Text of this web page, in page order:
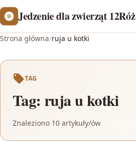
Jedzenie dla zwierząt 12Róż
Strona główna/ruja u kotki
TAG
Tag: ruja u kotki
Znaleziono 10 artykuły/ów